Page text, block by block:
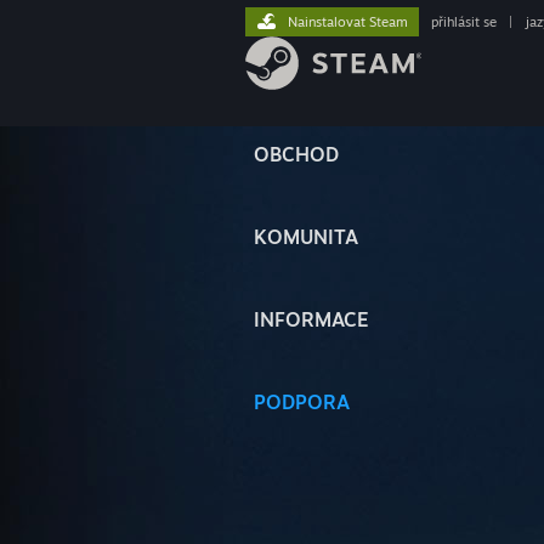
OBCHOD
KOMUNITA
INFORMACE
PODPORA
Nainstalovat Steam přihlásit se